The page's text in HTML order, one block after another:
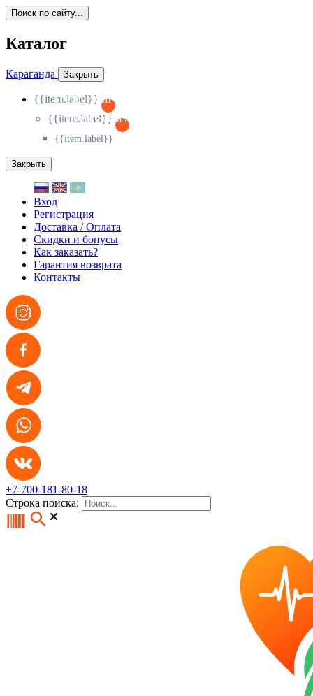
Поиск по сайту...
Каталог
Караганда Закрыть
{{item.label}}
{{activeItem==item.id?'-
{{item.label}}
{{activeSubitem==item.id?'-
{{item.label}}
Закрыть
Вход
Регистрация
Доставка / Оплата
Скидки и бонусы
Как заказать?
Гарантия возврата
Контакты
+7-700-181-80-18
Строка поиска: